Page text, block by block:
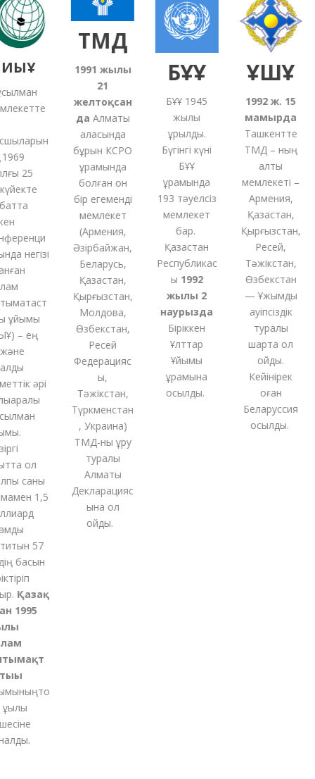
25
негізі
– ең
әрі
ол
саны
1,5
57
басын
Қазақ
1995
то
ТМД
1991жылғы
21
желтоқсан
даАлматы
қаласында
бұрын КСРО
құрамында
болғанон
бір егеменді
мемлекет
Армения,
Әзірбайжан,
Беларусь,
Қазақстан,
Қырғызстан,
Молдова,
Өзбекстан,
Ресей
Федерацияс
ы,
Тәжікстан,
Түркменстан
Украина)
ТМД-нықұру
туралы
Алматы
Декларацияс
ына қол
қойды.
БҰҰ
БҰҰ 1945
жылы
құрылды.
Бүгінгі күні
БҰҰ
құрамында
193 тәуелсіз
мемлекет
бар.
Қазақстан
Республикас
ы1992
жылы 2
наурызда
Біріккен
Ұлттар
Ұйымы
құрамына
қосылды.
ҰҚШҰ
1992 ж. 15
мамырда
Ташкентте
ТМД – ның
алты
мемлекеті –
Армения,
Қазақстан,
Қырғызстан,
Ресей,
Тәжікстан,
Өзбекстан
— Ұжымдық
қауіпсіздік
туралы
шартқа қол
қойды.
Кейінірек
оған
Беларуссия
қосылды.